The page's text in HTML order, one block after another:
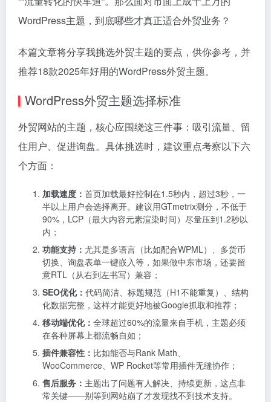
WordPress主题，到底哪些才真正适合外贸业务？
本篇文章将分享我挑选外贸主题的要点，供你参考，并
推荐18款2025年好用的WordPress外贸主题。
WordPress外贸主题选择标准
外贸网站的主题，核心应围绕这三件事：吸引流量、留
住用户、促进询盘。具体挑选时，建议重点考察以下六
个方面：
加载速度： 首页加载最好控制在1.5秒内，超过3秒，一
半以上用户会选择离开。建议用GTmetrix测分，不低于
90%，LCP（最大内容元素渲染时间）尽量压到1.2秒以
内；
功能支持： 尤其是多语言（比如配合WPML）、多货币
切换、询盘表单一键嵌入等，如果做中东市场，还要留
意RTL（从右到左书写）兼容；
SEO优化： 代码简洁、标题规范（H1不能重复）、结构
化数据完整，这样才能更好地被Google抓取和推荐；
移动端优化： 全球超过60%的流量来自手机，主题必须
在各种屏幕上都流畅自如；
插件兼容性： 比如能否与Rank Math、
WooCommerce、WP Rocket等常用插件无缝协作；
售后服务： 主题出了问题有人解决、持续更新，这点非
常关键——别等到网站崩了才发现找不到技术支持。